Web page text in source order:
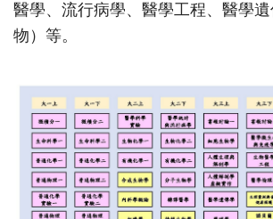
醫學、流行病學、醫學工程、醫學
物）等。